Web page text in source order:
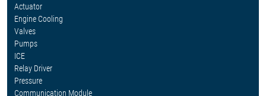
Actuator
Engine Cooling
Valves
Pumps
ICE
Relay Driver
Pressure
Communication Module